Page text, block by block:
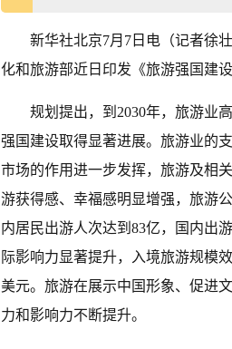
新华社北京7月7日电（记者徐
化和旅游部近日印发《旅游强国建设
规划提出，到2030年，旅游业
强国建设取得显著进展。旅游业的
市场的作用进一步发挥，旅游及相
游获得感、幸福感明显增强，旅游
内居民出游人次达到83亿，国内出
际影响力显著提升，入境旅游规模
美元。旅游在展示中国形象、促进
力和影响力不断提升。